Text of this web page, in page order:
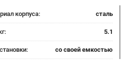
корпуса: сталь
5.1
со своей емкостью